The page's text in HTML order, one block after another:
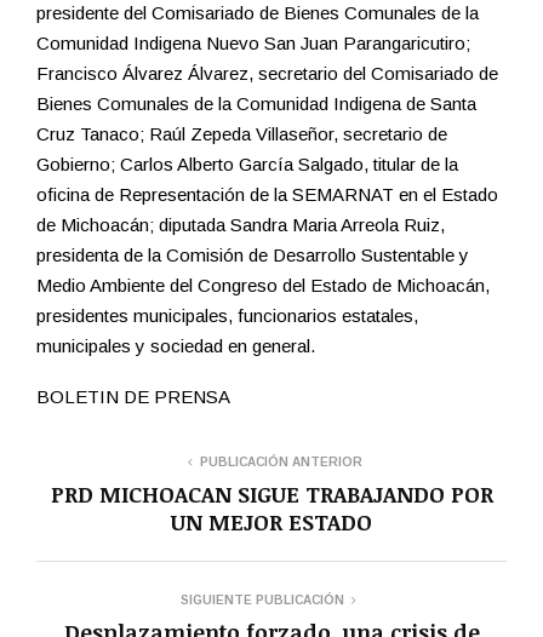
presidente del Comisariado de Bienes Comunales de la
Comunidad Indigena Nuevo San Juan Parangaricutiro;
Francisco Álvarez Álvarez, secretario del Comisariado de
Bienes Comunales de la Comunidad Indigena de Santa
Cruz Tanaco; Raúl Zepeda Villaseñor, secretario de
Gobierno; Carlos Alberto García Salgado, titular de la
oficina de Representación de la SEMARNAT en el Estado
de Michoacán; diputada Sandra Maria Arreola Ruiz,
presidenta de la Comisión de Desarrollo Sustentable y
Medio Ambiente del Congreso del Estado de Michoacán,
presidentes municipales, funcionarios estatales,
municipales y sociedad en general.
BOLETIN DE PRENSA
PUBLICACIÓN ANTERIOR
PRD MICHOACAN SIGUE TRABAJANDO POR
UN MEJOR ESTADO
SIGUIENTE PUBLICACIÓN